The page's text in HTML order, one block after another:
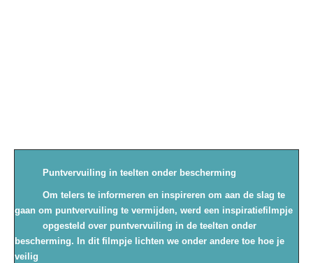
Puntvervuiling in teelten onder bescherming
Om telers te informeren en inspireren om aan de slag te
gaan om puntvervuiling te vermijden, werd een inspiratiefilmpje
opgesteld over puntvervuiling in de teelten onder
bescherming. In dit filmpje lichten we onder andere toe hoe je
veilig